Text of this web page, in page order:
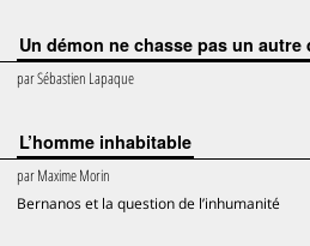
Un démon ne chasse pas un autre
parSébastien Lapaque
L’homme inhabitable
parMaxime Morin
Bernanos et la question de l’inhumanité